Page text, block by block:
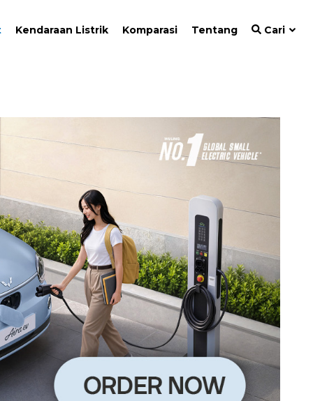
Kendaraan Listrik Komparasi Tentang Cari